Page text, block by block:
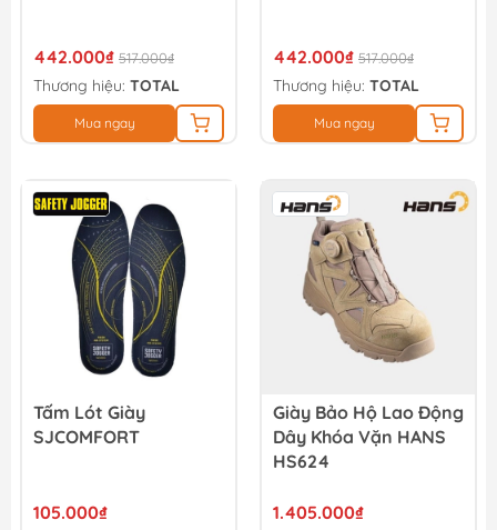
442.000₫ 517.000₫
Thương hiệu: TOTAL
Mua ngay
442.000₫ 517.000₫
Thương hiệu: TOTAL
Mua ngay
Tấm Lót Giày
SJCOMFORT
105.000₫
Giày Bảo Hộ Lao Động
Dây Khóa Vặn HANS
HS624
1.405.000₫